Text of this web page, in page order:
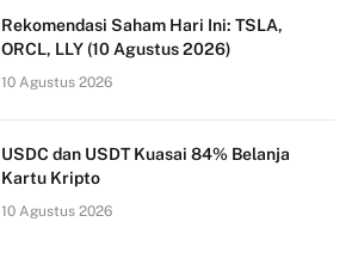
Rekomendasi Saham Hari Ini: TSLA,
ORCL, LLY (10 Agustus 2026)
10 Agustus 2026
USDC dan USDT Kuasai 84% Belanja
Kartu Kripto
10 Agustus 2026